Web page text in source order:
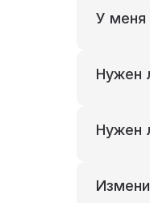
У меня
Нужен
Нужен